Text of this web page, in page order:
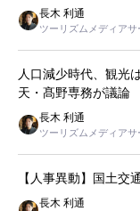
長木 利通
ツーリズムメディアサ
人口減少時代、観光
天・髙野専務が議論
長木 利通
ツーリズムメディアサ
【人事異動】国土
長木 利通